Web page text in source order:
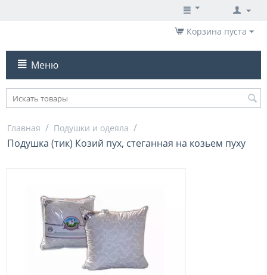
Корзина пуста
Меню
Главная / Подушки и одеяла /
Подушка (тик) Козий пух, стеганная на козьем пуху